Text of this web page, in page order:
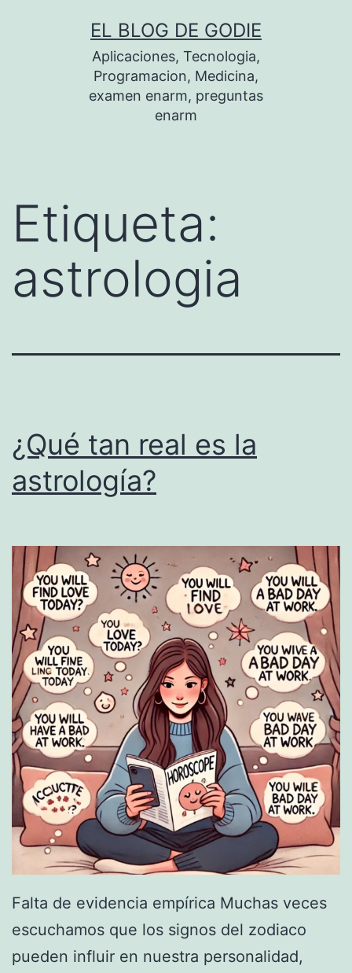
EL BLOG DE GODIE
Aplicaciones, Tecnologia,
Programacion, Medicina,
examen enarm, preguntas
enarm
Etiqueta:
astrologia
¿Qué tan real es la
astrología?
Falta de evidencia empírica Muchas veces
escuchamos que los signos del zodiaco
pueden influir en nuestra personalidad,